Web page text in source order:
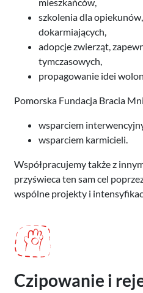
mieszkańców,
szkolenia dla
dokarmiających,
adopcje zwierząt,
tymczasowych,
propagowanie idei
Pomorska Fundacja Bracia
wsparciem
wsparciem karmicieli.
Współpracujemy także z
przyświeca ten sam cel
wspólne projekty i
Czipowanie i